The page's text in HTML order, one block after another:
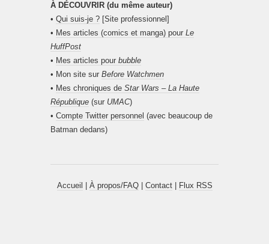
À DÉCOUVRIR (du même auteur)
• Qui suis-je ? [Site professionnel]
• Mes articles (comics et manga) pour Le
HuffPost
• Mes articles pour bubble
• Mon site sur Before Watchmen
• Mes chroniques de Star Wars – La Haute
République (sur UMAC)
• Compte Twitter personnel (avec beaucoup de
Batman dedans)
Accueil À propos/FAQ| Contact| Flux RSS